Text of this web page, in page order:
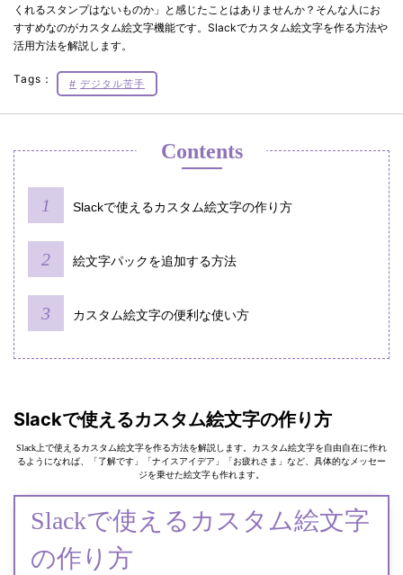
くれるスタンプはないものか」と感じたことはありませんか？そんな人にお
すすめなのがカスタム絵文字機能です。Slackでカスタム絵文字を作る方法や
活用方法を解説します。
Tags： デジタル苦手
Contents
Slackで使えるカスタム絵文字の作り方
絵文字パックを追加する方法
カスタム絵文字の便利な使い方
Slackで使えるカスタム絵文字の作り方
Slack上で使えるカスタム絵文字を作る方法を解説します。カスタム絵文字を自由自在に作れ
るようになれば、「了解です」「ナイスアイデア」「お疲れさま」など、具体的なメッセー
ジを乗せた絵文字も作れます。
Slackで使えるカスタム絵文字
の作り方